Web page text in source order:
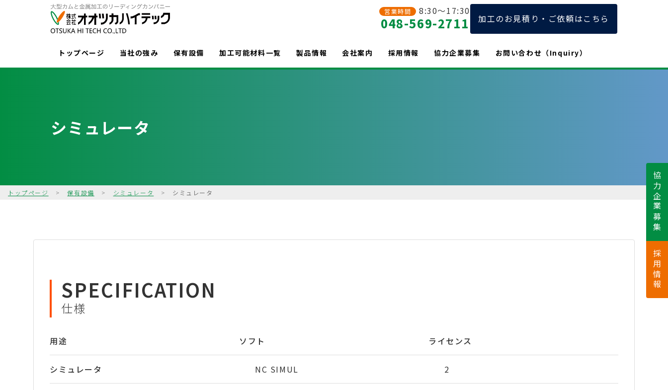
加工のお見積り・ご依頼はこちら
営業時間 8:30～17:30
048-569-2711
トップページ 当社の強み 保有設備 加工可能材料一覧 製品情報 会社案内 採用情報 協力企業募集 お問い合わせ（Inquiry）
協力企業募集
採用情報
シミュレータ
トップページ > 保有設備 > シミュレータ > シミュレータ
SPECIFICATION
仕様
用途 ソフト ライセンス
シミュレータ NC SIMUL 2